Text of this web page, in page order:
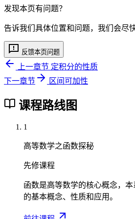
a
b
g
(
x
)
d
x
_
^
1
x
2
d
+
\i
n
t
_
^
1
o
\
fr
a
c
{
1
}
{
}
=
fr
c
{
)
1
3
x
^
2
+
2
x
+
)
d
=
\i
n
d
o
t
\
fr
a
c
1
}
{
}
+
2
\
c
d
o
发现本页有问题？
告诉我们具体位置和问题，我们会尽
反馈本页问题
上一章节 定积分的性质
下一章节
区间可加性
课程路线图
1
高等数学之函数探秘
先修课程
函数是高等数学的核心概念，
的基本概念、性质和应用。